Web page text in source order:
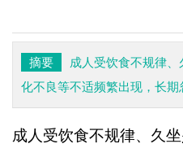
摘要
成人受饮食不规律
化不良等不适频繁出现，长
成人受饮食不规律、久